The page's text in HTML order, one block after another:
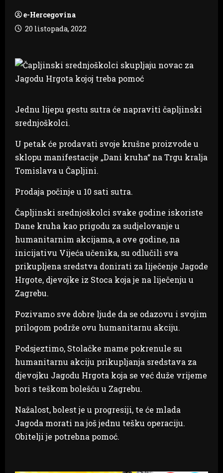
e-Hercegovina
20 listopada, 2022
Jednu lijepu gestu sutra će napraviti čapljinski
srednjoškolci.
U petak će prodavati svoje krušne proizvode u
sklopu manifestacije „Dani kruha“ na Trgu kralja
Tomislava u Čapljini.
Prodaja počinje u 10 sati sutra.
Čapljinski srednjoškolci svake godine iskoriste
Dane kruha kao prigodu za sudjelovanje u
humanitarnim akcijama, a ove godine, na
inicijativu Vijeća učenika, su odlučili sva
prikupljena sredstva donirati za liječenje Jagode
Hrgote, djevojke iz Stoca koja je na liječenju u
Zagrebu.
Pozivamo sve dobre ljude da se odazovu i svojim
prilogom podrže ovu humanitarnu akciju.
Podsjeztimo, Stolačke mame pokrenule su
humanitarnu akciju prikupljanja sredstava za
djevojku Jagodu Hrgota koja se već duže vrijeme
bori s teškom bolešću u Zagrebu.
Nažalost, bolest je u progresiji, te će mlada
Jagoda morati na još jednu tešku operaciju.
Obitelji je potrebna pomoć.